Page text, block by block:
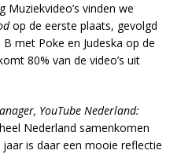
Muziekvideo’s vinden we
op de eerste plaats, gevolgd
met Poke en Judeska op de
80% van de video’s uit
YouTube Nederland:
Nederland samenkomen
is daar een mooie reflectie